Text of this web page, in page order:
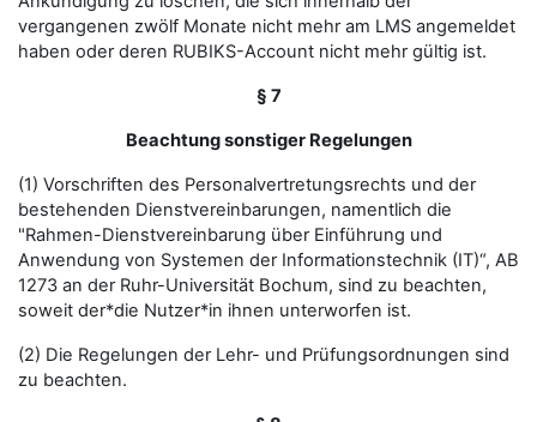
vergangenen zwölf Monate nicht mehr am LMS angemeldet
haben oder deren RUBIKS-Account nicht mehr gültig ist.
§ 7
Beachtung sonstiger Regelungen
(1) Vorschriften des Personalvertretungsrechts und der
bestehenden Dienstvereinbarungen, namentlich die
"Rahmen-Dienstvereinbarung über Einführung und
Anwendung von Systemen der Informationstechnik (IT)“, AB
1273 an der Ruhr-Universität Bochum, sind zu beachten,
soweit der*die Nutzer*in ihnen unterworfen ist.
(2) Die Regelungen der Lehr- und Prüfungsordnungen sind
zu beachten.